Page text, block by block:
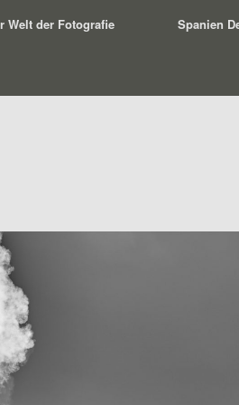
Welt der Fotografie Spanien